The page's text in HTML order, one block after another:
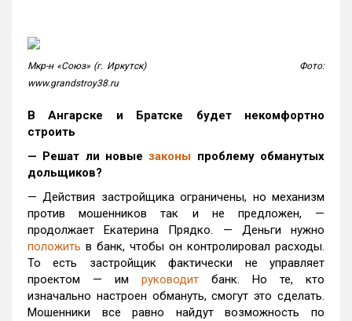
Мкр-н «Союз» (г. Иркутск)
Фото:
www.grandstroy38.ru
В Ангарске и Братске будет некомфортно
строить
— Решат ли новыезаконы проблему обманутых
дольщиков?
— Действия застройщика ограничены, но механизм
против мошенников так и не предложен, —
продолжает Екатерина Прядко. — Деньги нужно
положить в банк, чтобы он контролировал расходы.
То есть застройщик фактически не управляет
проектом — им руководит банк. Но те, кто
изначально настроен обмануть, смогут это сделать.
Мошенники все равно найдут возможность по